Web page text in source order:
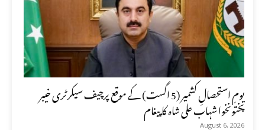
یومِ استحصالِ کشمیر (5 اگست) کے موقع پرچیف سیکرٹری خیبر
پختونخوا شہاب علی شاہ کا پیغام
August 6, 2026